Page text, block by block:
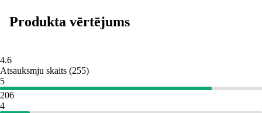
Produkta vērtējums
4.6
Atsauksmju skaits (255)
5
206
4